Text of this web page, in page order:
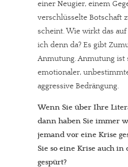
einer Neugier, einem
verschlüsselte Botschaft
scheint. Wie wirkt das auf
ich denn da? Es gibt
Anmutung. Anmutung ist
emotionaler,
aggressive Bedrängung.
Wenn Sie über Ihre
dann haben Sie immer
jemand vor eine Krise
Sie so eine Krise auch in
gespürt?